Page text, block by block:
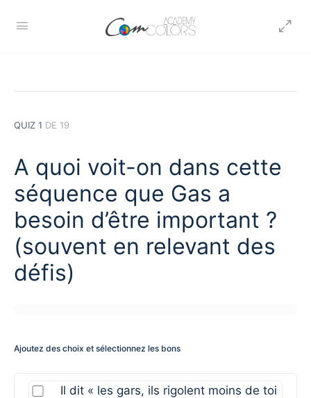
QUIZ 1 DE 19
A quoi voit-on dans cette
séquence que Gas a
besoin d’être important ?
(souvent en relevant des
défis)
Ajoutez des choix et sélectionnez les bons
Il dit « les gars, ils rigolent moins de toi